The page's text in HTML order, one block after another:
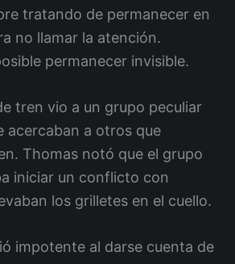
tratando de permanecer en
no llamar la atención.
permanecer invisible.
tren vio a un grupo peculiar
acercaban a otros que
Thomas notó que el grupo
iniciar un conflicto con
los grilletes en el cuello.
impotente al darse cuenta de